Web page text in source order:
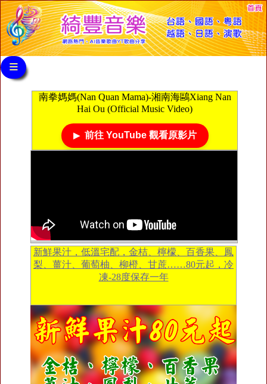
≡
南拳媽媽(Nan Quan Mama)-湘南海鷗Xiang Nan
Hai Ou (Official Music Video)
前往 YouTube 觀看原影片
新鮮果汁，低溫宅配，金桔、檸檬、百香果、鳳
梨、薑汁、葡萄柚、柳橙、甘蔗……80元起，冷
凍-28度保存一年